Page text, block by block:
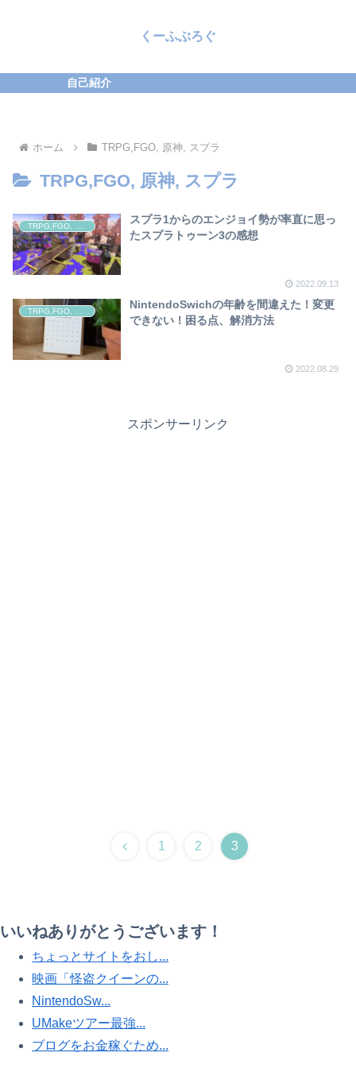
くーふぶろぐ
自己紹介
ホーム TRPG,FGO, 原神, スプラ
TRPG,FGO, 原神, スプラ
スプラ1からのエンジョイ勢が率直に思っ
たスプラトゥーン3の感想
2022.09.13
NintendoSwichの年齢を間違えた！変更
できない！困る点、解消方法
2022.08.29
スポンサーリンク
前
1 2 3
いいねありがとうございます！
ちょっとサイトをおし...
映画「怪盗クイーンの...
NintendoSw...
UMakeツアー最強...
ブログをお金稼ぐため...